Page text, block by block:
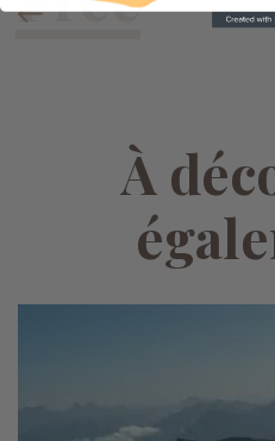
À